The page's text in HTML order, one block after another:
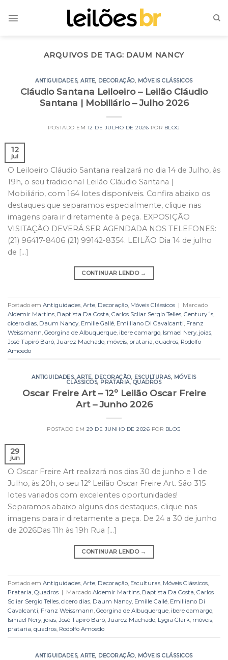
ARQUIVOS DE TAG: DAUM NANCY
ANTIGUIDADES,ARTE, DECORAÇÃO, MÓVEIS CLÁSSICOS
Cláudio Santana Leiloeiro – Leilão Cláudio
Santana | Mobiliário – Julho 2026
POSTADO EM 12 DE JULHO DE 2026 POR BLOG
12
jul
O Leiloeiro Cláudio Santana realizará no dia 14 de Julho, às
19h, o seu tradicional Leilão Cláudio Santana |
Mobiliário, com 164 lotes disponíveis. Confira abaixo os
destaques que separamos especialmente, clique nas
imagens para ir diretamente à peça. EXPOSIÇÃO
VISITAÇÃO DEVERÁ SER AGENDADA NOS TELEFONES:
(21) 96417-8406 (21) 99142-8354. LEILÃO Dia 14 de julho
de […]
CONTINUAR LENDO →
Postado em Antiguidades Arte Decoração Móveis Clássicos | Marcado
Aldemir Martins Baptista Da Costa Carlos Scliar Sergio Telles Century´s
cicero dias Daum Nancy Emille Gallé Emilliano Di Cavalcanti Franz
Weissmann Georgina de Albuquerque ibere camargo Ismael Nery joias
José Tapiró Baró Juarez Machado móveis prataria quadros Rodolfo
Amoedo
ANTIGUIDADES,ARTE, DECORAÇÃO, ESCULTURAS, MÓVEIS
CLÁSSICOS, PRATARIA, QUADROS
Oscar Freire Art – 12º Leilão Oscar Freire
Art – Junho 2026
POSTADO EM 29 DE JUNHO DE 2026 POR BLOG
29
jun
O Oscar Freire Art realizará nos dias 30 de junho e 1 de
Julho, às 20h, o seu 12º Leilão Oscar Freire Art. São 315
lotes variados com excelentes oportunidades!
Separamos abaixo alguns dos destaques, clique nas
imagens para ir diretamente a peça. De 24 a 30 de junho
de 2026Das 11h às 19h Rua […]
CONTINUAR LENDO →
Postado em Antiguidades Arte Decoração Esculturas Móveis Clássicos
Prataria Quadros | Marcado Aldemir Martins Baptista Da Costa Carlos
Scliar Sergio Telles cicero dias Daum Nancy Emille Gallé Emilliano Di
Cavalcanti Franz Weissmann Georgina de Albuquerque ibere camargo
Ismael Nery joias José Tapiró Baró Juarez Machado Lygia Clark móveis
prataria quadros Rodolfo Amoedo
ANTIGUIDADES,ARTE, DECORAÇÃO, MÓVEIS CLÁSSICOS